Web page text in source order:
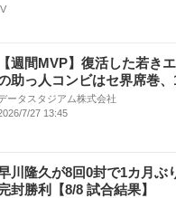
【週間MVP】復活した若
助っ人コンビはセ界席巻、
ータスタジアム株式会社
7/27 13:45
川隆久が8回0封で1カ月
封勝利【8/8 試合結果】